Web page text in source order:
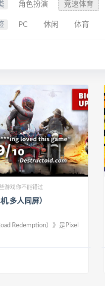
角色扮演 竞速体育
PC 休闲 体育
游戏你不能错过
.多人同屏）
Redemption）》是Pixel